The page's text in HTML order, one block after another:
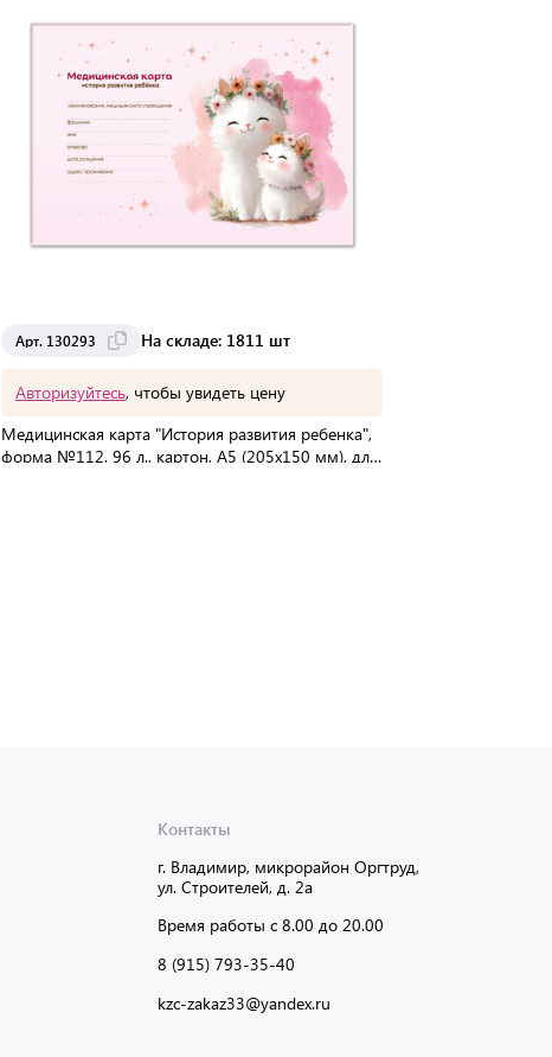
Арт. 130293 На складе: 1811 шт
Авторизуйтесь, чтобы увидеть цену
Медицинская карта "История развития ребенка",
форма №112, 96 л., картон, А5 (205х150 мм), для
Контакты
г. Владимир, микрорайон Оргтруд,
ул. Строителей, д. 2а
Время работы с 8.00 до 20.00
8 (915) 793-35-40
kzc-zakaz33@yandex.ru